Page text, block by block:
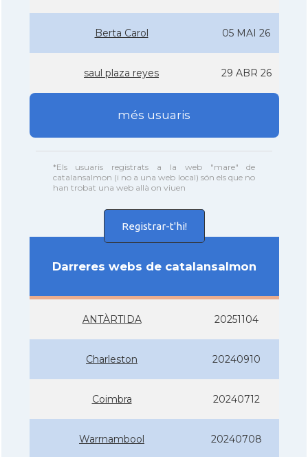
Berta Carol 05 MAI 26
saul plaza reyes 29 ABR 26
més usuaris
*Els usuaris registrats a la web "mare" de
catalansalmon (i no a una web local) són els que no
han trobat una web allà on viuen
Registrar-t'hi!
Darreres webs de catalansalmon
ANTÀRTIDA 20251104
Charleston 20240910
Coimbra 20240712
Warrnambool 20240708